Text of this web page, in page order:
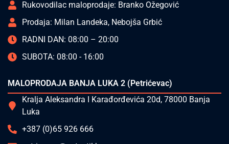
Rukovodilac maloprodaje: Branko Ožegović
Prodaja: Milan Landeka, Nebojša Grbić
RADNI DAN: 08:00 – 20:00
SUBOTA: 08:00 - 16:00
MALOPRODAJA BANJA LUKA 2 (Petrićevac)
Kralja Aleksandra I Karađorđevića 20d, 78000 Banja
Luka
+387 (0)65 926 666